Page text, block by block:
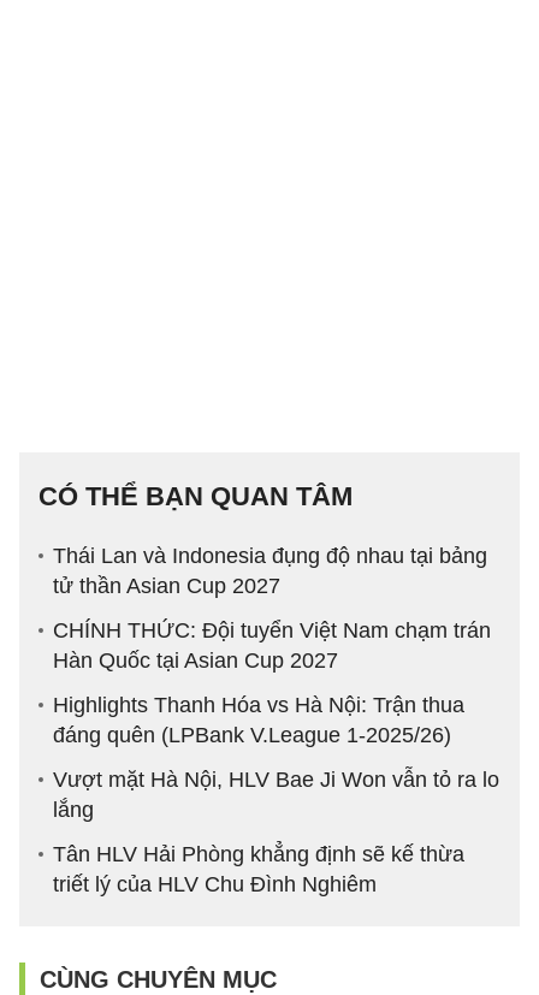
CÓ THỂ BẠN QUAN TÂM
Thái Lan và Indonesia đụng độ nhau tại bảng
tử thần Asian Cup 2027
CHÍNH THỨC: Đội tuyển Việt Nam chạm trán
Hàn Quốc tại Asian Cup 2027
Highlights Thanh Hóa vs Hà Nội: Trận thua
đáng quên (LPBank V.League 1-2025/26)
Vượt mặt Hà Nội, HLV Bae Ji Won vẫn tỏ ra lo
lắng
Tân HLV Hải Phòng khẳng định sẽ kế thừa
triết lý của HLV Chu Đình Nghiêm
CÙNG CHUYÊN MỤC